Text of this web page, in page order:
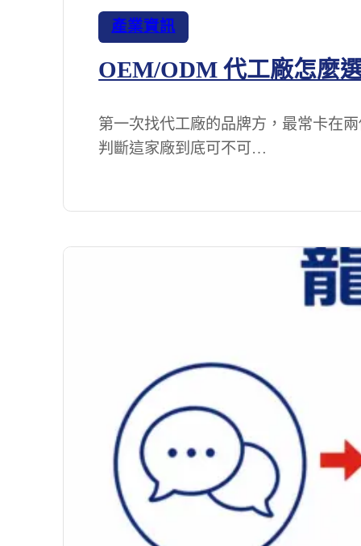
產業資訊
OEM/ODM 代工廠怎麼
第一次找代工廠的品牌方，最常卡在
判斷這家廠到底可不可…